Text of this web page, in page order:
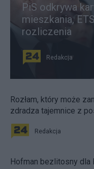
PiS odkrywa
mieszkania,
rozliczenia
Redakcja
Rozłam, który może
zdradza tajemnice z
Redakcja
Hofman bezlitosny dla